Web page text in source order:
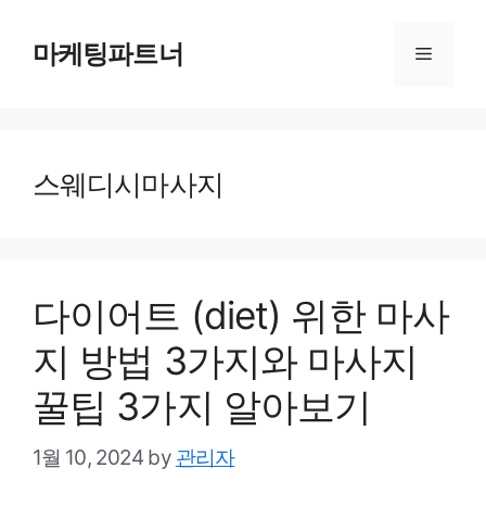
마케팅파트너 Menu
스웨디시마사지
다이어트 (diet) 위한 마사
지 방법 3가지와 마사지
꿀팁 3가지 알아보기
1월 10, 2024 by 관리자